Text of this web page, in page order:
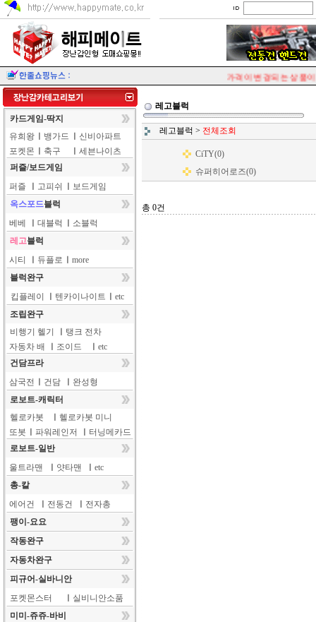
가격이 변경되는 상품이
카드게임-딱지
유희왕
뱅가드
신비아파트
포켓몬
축구
세븐나이츠
퍼즐/보드게임
퍼즐
고피쉬
보드게임
옥스포드블럭
베베
대블럭
소블럭
레고블럭
시티
듀플로
more
블럭완구
킵플레이
텐카이나이트
etc
조립완구
비행기 헬기
탱크 전차
자동차 배
조이드
etc
건담프라
삼국전
건담
완성형
로보트-캐릭터
헬로카봇
헬로카봇 미니
또봇
파워레인저
터닝메카드
로보트-일반
울트라맨
얏타맨
etc
총-칼
에어건
전동건
전자총
팽이-요요
작동완구
자동차완구
피규어-실바니안
포켓몬스터
실비니안소품
미미-쥬쥬-바비
레고블럭
레고블럭 > 전체조회
CiTY(0)
슈퍼히어로즈(0)
총 0건